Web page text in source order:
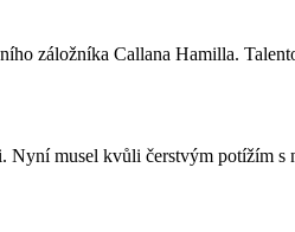
záložníka Callana Hamilla.
Nyní musel kvůli čerstvým potížím